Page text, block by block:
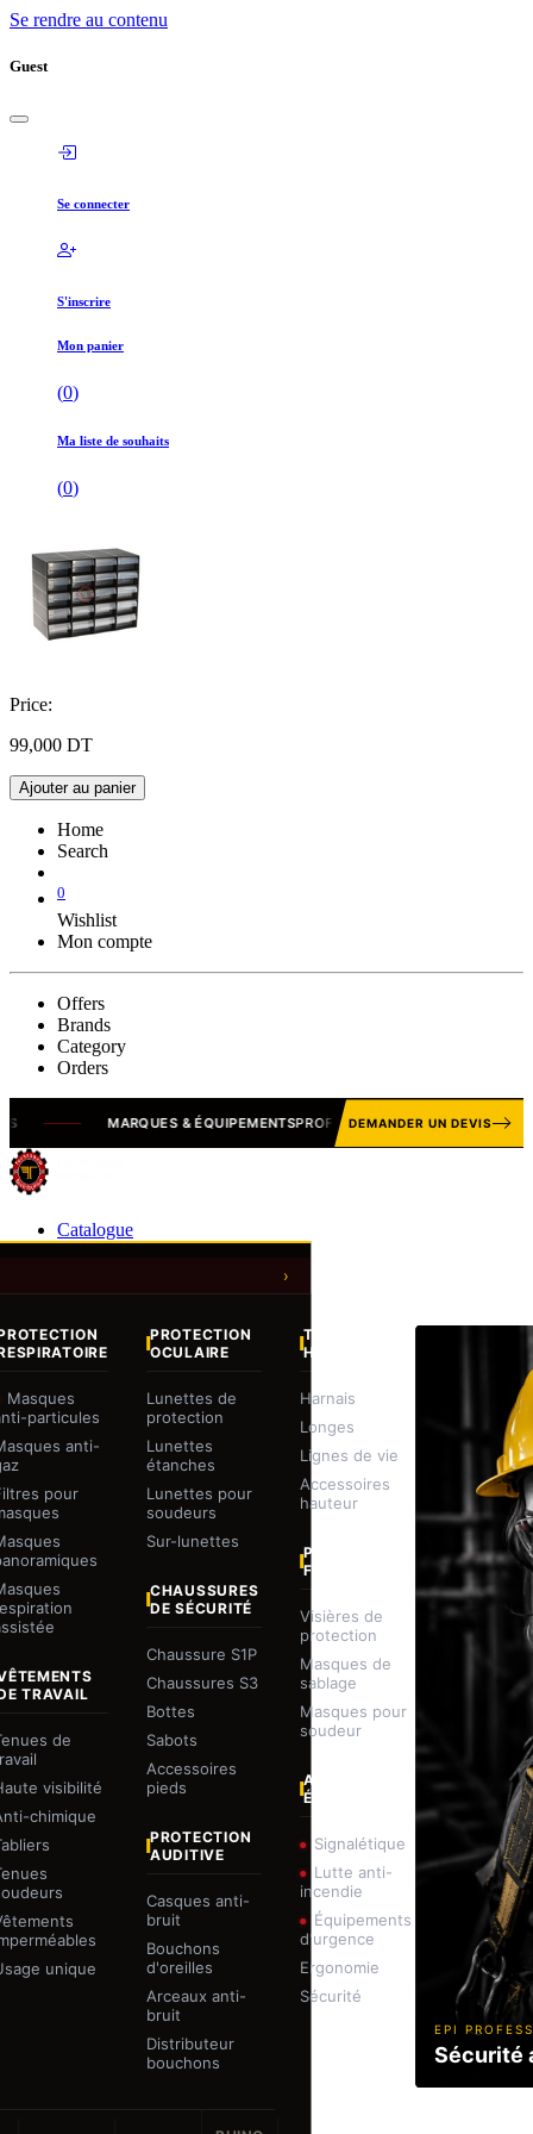
Se rendre au contenu
Guest
Se connecter
S'inscrire
Mon panier
(0)
Ma liste de souhaits
(0)
Price:
99,000 DT
Ajouter au panier
Home
Search
0
Wishlist
Mon compte
Offers
Brands
Category
Orders
MARQUES & ÉQUIPEMENTSPROFESSIONNELS EPI ·
DEMANDER UN DEVIS
Catalogue
Masques
particules
anti-
pour
TRAVAIL
de
visibilité
chimique
unique
PROTECTION
OCULAIRE
Lunettes de
protection
Lunettes
étanches
Lunettes pour
soudeurs
Sur-lunettes
CHAUSSURES
DE SÉCURITÉ
Chaussure S1P
Chaussures S3
Bottes
Sabots
Accessoires
pieds
PROTECTION
AUDITIVE
Casques anti-
bruit
Bouchons
d'oreilles
Arceaux anti-
bruit
Distributeur
bouchons
TRAVAIL EN
HAUTEUR
Harnais
Longes
Lignes de vie
Accessoires
hauteur
PROTECTION
FACIALE
Visières de
protection
Masques de
sablage
Masques pour
soudeur
AUTRES
ÉQUIPEMENTS
Signalétique
Lutte anti-
incendie
Équipements
d'urgence
Ergonomie
Sécurité
EPI
Sécurité